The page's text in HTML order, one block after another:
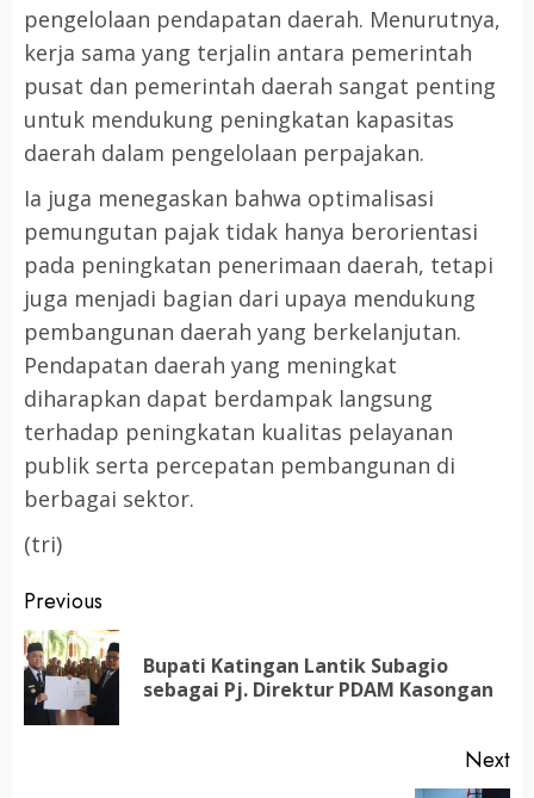
pengelolaan pendapatan daerah. Menurutnya,
kerja sama yang terjalin antara pemerintah
pusat dan pemerintah daerah sangat penting
untuk mendukung peningkatan kapasitas
daerah dalam pengelolaan perpajakan.
Ia juga menegaskan bahwa optimalisasi
pemungutan pajak tidak hanya berorientasi
pada peningkatan penerimaan daerah, tetapi
juga menjadi bagian dari upaya mendukung
pembangunan daerah yang berkelanjutan.
Pendapatan daerah yang meningkat
diharapkan dapat berdampak langsung
terhadap peningkatan kualitas pelayanan
publik serta percepatan pembangunan di
berbagai sektor.
(tri)
Post
navigation
Previous
Bupati Katingan Lantik Subagio
sebagai Pj. Direktur PDAM Kasongan
Next